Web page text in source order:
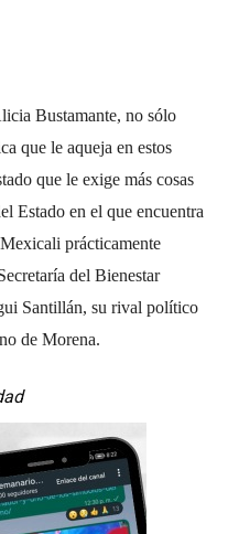
Bustamante, no sólo
que le aqueja en estos
que le exige más cosas
Estado en el que encuentra
prácticamente
del Bienestar
Santillán, su rival político
de Morena.